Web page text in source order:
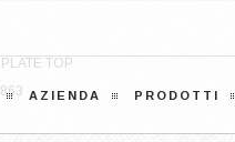
AZIENDA PRODOTTI
PLATE TOP
863